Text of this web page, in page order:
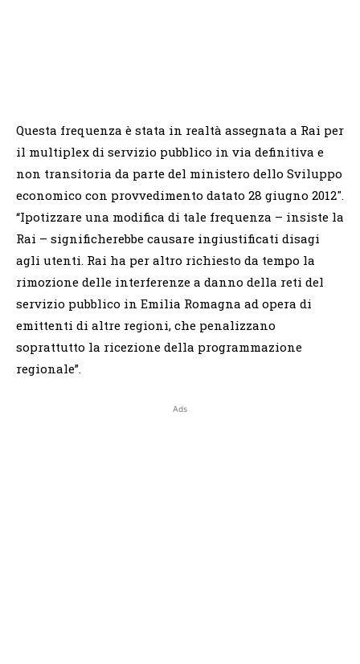
Questa frequenza è stata in realtà assegnata a Rai per
il multiplex di servizio pubblico in via definitiva e
non transitoria da parte del ministero dello Sviluppo
economico con provvedimento datato 28 giugno 2012″.
“Ipotizzare una modifica di tale frequenza – insiste la
Rai – significherebbe causare ingiustificati disagi
agli utenti. Rai ha per altro richiesto da tempo la
rimozione delle interferenze a danno della reti del
servizio pubblico in Emilia Romagna ad opera di
emittenti di altre regioni, che penalizzano
soprattutto la ricezione della programmazione
regionale”.
Ads